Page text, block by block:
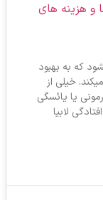
و هزینه های
که به بهبود
خیلی از
یا یائسگی
لابیا